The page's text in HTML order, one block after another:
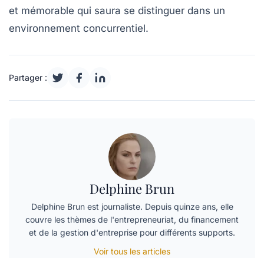
et mémorable qui saura se distinguer dans un
environnement concurrentiel.
Partager :
Delphine Brun
Delphine Brun est journaliste. Depuis quinze ans, elle
couvre les thèmes de l'entrepreneuriat, du financement
et de la gestion d'entreprise pour différents supports.
Voir tous les articles